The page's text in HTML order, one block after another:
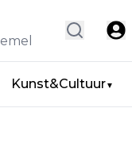
Kunst&Cultuur▼